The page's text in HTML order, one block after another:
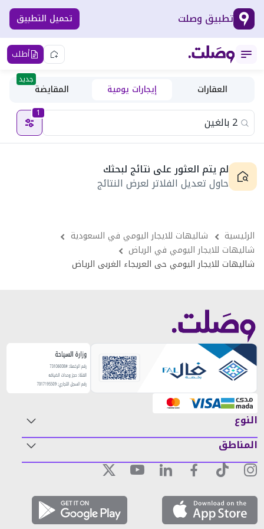
تطبيق وصلت تحميل التطبيق
أطلب
العقارات إيجارات يومية المقايضة
جديد
1
لم يتم العثور على نتائج لبحثك
حاول تعديل الفلاتر لعرض النتائج
الرئيسية
شاليهات للايجار اليومي في السعودية
شاليهات للايجار اليومي في الرياض
شاليهات للايجار اليومي حى العريجاء الغربى الرياض
النوع
المناطق